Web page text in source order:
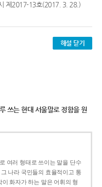
제2017-13호(2017. 3. 28.)
해설 닫기
쓰는 현대 서울말로 정함을 원
여러 형태로 쓰이는 말을 단수
나라 국민들의 효율적이고 통
화자가 하는 말은 어휘의 형